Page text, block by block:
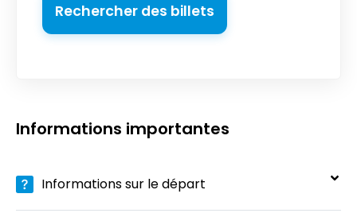
Rechercher des billets
Informations importantes
Informations sur le départ